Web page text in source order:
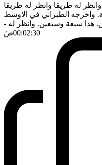
له طريقا وانظر له طريقا
واخرجه الطبراني في الاوسط
هذا سبعة وسبعين. وانظر له -
00:02:30ضَ